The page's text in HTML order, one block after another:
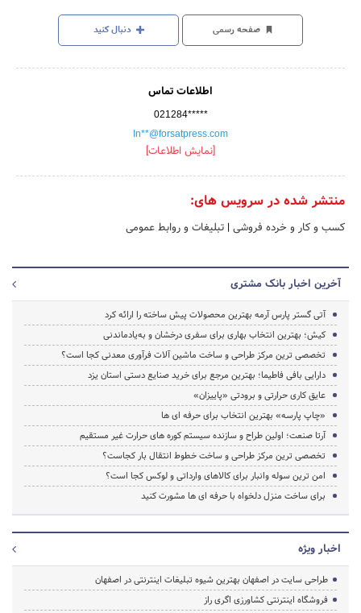
صفحه رسمی دنبال کنید
اطلاعات تماس
021284*****
In**@forsatpress.com
[نمایش اطلاعات]
منتشر شده در سرویس های:
کسب و کار و خرده فروشی | تبلیغات و روابط عمومی
آخرین اخبار بانک مشتری
آتی گستر پارس آرمه بهترین محصولات پیش ساخته را ارائه کرد
کیش؛ بهترین انتخاب بهاری برای سفری درخشان و به‌یادماندنی
تخصصی ترین مرکز طراحی و ساخت ماشین آلات فرآوری معدنی کجا است؟
دارایی بافی فاطیما؛ بهترین مرجع برای خرید صنایع دستی استان یزد
عایق کاری حرارتی و برودتی «پاییزان»
«چاپ پارسه» بهترین انتخاب برای حرفه ای ها
آرتا صنعت؛ اولین طراح و سازنده سیستم کوره های حرارت غیر مستقیم
تخصصی ترین مرکز طراحی و ساخت خطوط انتقال بار کجاست؟
امن ترین سوله وانبار برای کالاهای وارداتی و لوکس کجا است؟
برای ساخت منزل دلخواه با حرفه ای ها مشورت کنید
اخبار ویژه
طراحی سایت در اصفهان بهترین شیوه تبلیغات اینترنتی در اصفهان
فروشگاه اینترنتی کشاورزی اگری راز